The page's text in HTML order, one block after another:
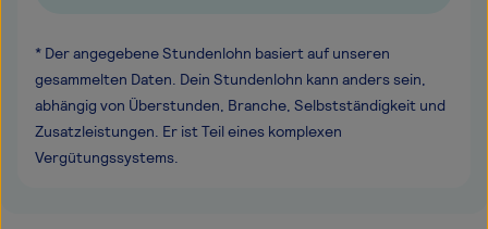
* Der angegebene Stundenlohn basiert auf unseren
gesammelten Daten. Dein Stundenlohn kann anders sein,
abhängig von Überstunden, Branche, Selbstständigkeit und
Zusatzleistungen. Er ist Teil eines komplexen
Vergütungssystems.